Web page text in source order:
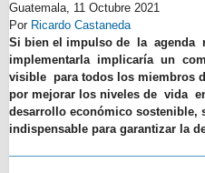
Guatemala, 11 Octubre 2021
Por Ricardo Castaneda
Si bien el impulso de la agenda
implementarla implicaría un
visible para todos los miembros
por mejorar los niveles de vida
desarrollo económico sostenible,
indispensable para garantizar la